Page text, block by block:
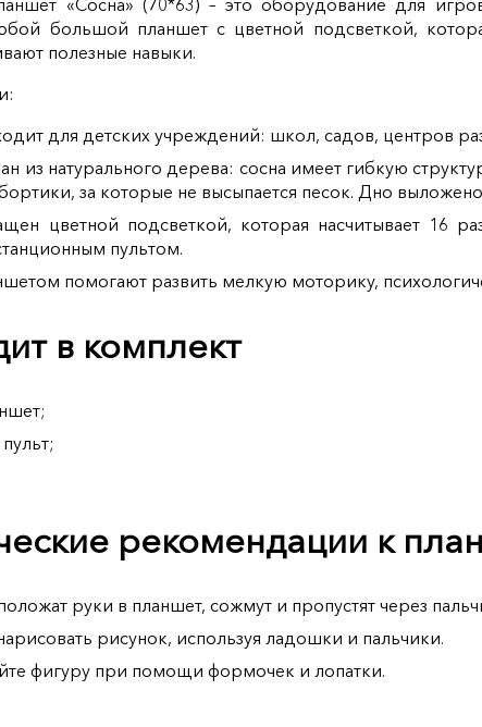
«Сосна» (70*63) – это оборудование для
большой планшет с цветной подсветкой,
полезные навыки.
для детских учреждений: школ, садов, центров
из натурального дерева: сосна имеет гибкую
за которые не высыпается песок. Дно
цветной подсветкой, которая насчитывает 16
пультом.
помогают развить мелкую моторику,
в комплект
рекомендации к
руки в планшет, сожмут и пропустят через
рисунок, используя ладошки и пальчики.
фигуру при помощи формочек и лопатки.